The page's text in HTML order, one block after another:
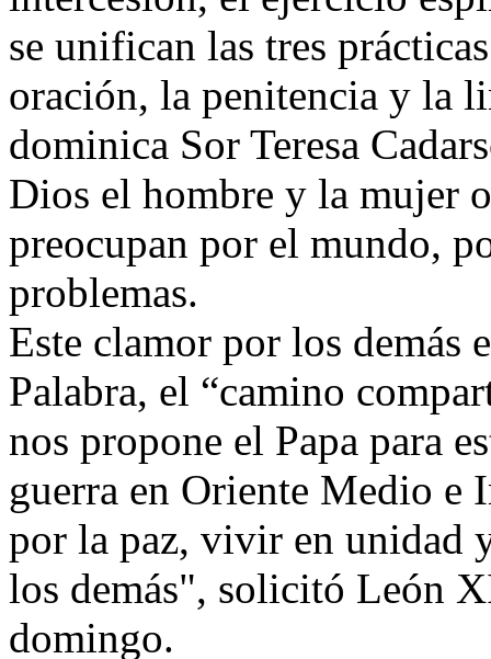
se unifican las tres
oración, la penitencia y la
dominica Sor Teresa
Dios el hombre y la mujer
preocupan por el mundo,
problemas.
Este clamor por los demás
Palabra, el “camino
nos propone el Papa para
guerra en Oriente Medio e
por la paz, vivir en unidad
los demás", solicitó León
domingo.